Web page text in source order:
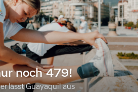
noch 479!
lässt Guayaquil aus